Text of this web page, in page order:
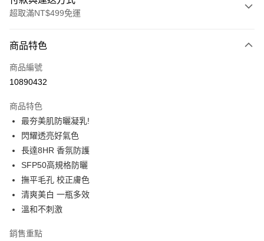
超取滿NT$499免運
信用卡一次付款
超商取貨付款
Apple Pay
街口支付
悠遊付
ATM付款
運送方式
全家取貨付款
商品特色
商品編號
10890432
商品特色
最夯美肌防曬凝乳!
閃耀透亮好氣色
長達8HR 香氛防護
SFP50高規格防曬
撫平毛孔 校正膚色
清爽美白 一瓶多效
溫和不刺激
銷售重點